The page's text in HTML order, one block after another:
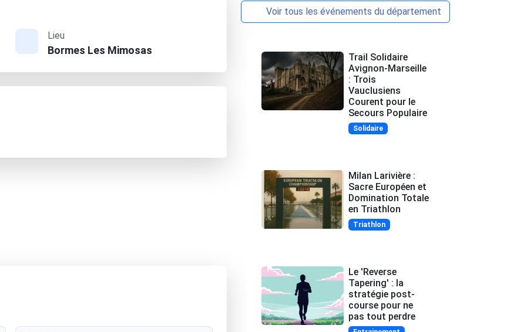
Lieu
Bormes Les Mimosas
Voir tous les événements du département
Trail Solidaire
Avignon-Marseille
: Trois
Vauclusiens
Courent pour le
Secours Populaire
Solidaire
Milan Larivière :
Sacre Européen et
Domination Totale
en Triathlon
Triathlon
Le 'Reverse
Tapering' : la
stratégie post-
course pour ne
pas tout perdre